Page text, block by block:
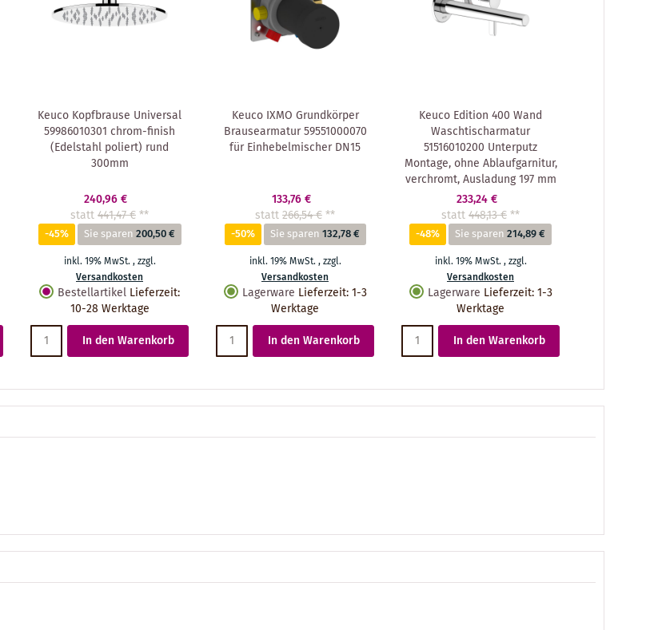
Keuco Kopfbrause Universal
59986010301 chrom-finish
(Edelstahl poliert) rund
300mm
240,96 €
statt441,47 €**
-45% Sie sparen200,50 €
inkl. 19% MwSt.,zzgl.
Versandkosten
Bestellartikel Lieferzeit:
10-28 Werktage
In den Warenkorb
Keuco IXMO Grundkörper
Brausearmatur 59551000070
für Einhebelmischer DN15
133,76 €
statt266,54 €**
-50% Sie sparen132,78 €
inkl. 19% MwSt.,zzgl.
Versandkosten
Lagerware Lieferzeit:1-3
Werktage
In den Warenkorb
Keuco Edition 400 Wand
Waschtischarmatur
51516010200 Unterputz
Montage, ohne Ablaufgarnitur,
verchromt, Ausladung 197 mm
233,24 €
statt448,13 €**
-48% Sie sparen214,89 €
inkl. 19% MwSt.,zzgl.
Versandkosten
Lagerware Lieferzeit:1-3
Werktage
In den Warenkorb